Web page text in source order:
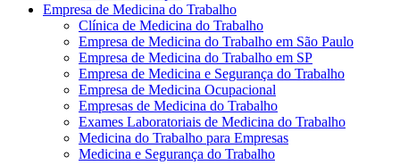
Empresa de Medicina do Trabalho
Clínica de Medicina do Trabalho
Empresa de Medicina do Trabalho em São Paulo
Empresa de Medicina do Trabalho em SP
Empresa de Medicina e Segurança do Trabalho
Empresa de Medicina Ocupacional
Empresas de Medicina do Trabalho
Exames Laboratoriais de Medicina do Trabalho
Medicina do Trabalho para Empresas
Medicina e Segurança do Trabalho